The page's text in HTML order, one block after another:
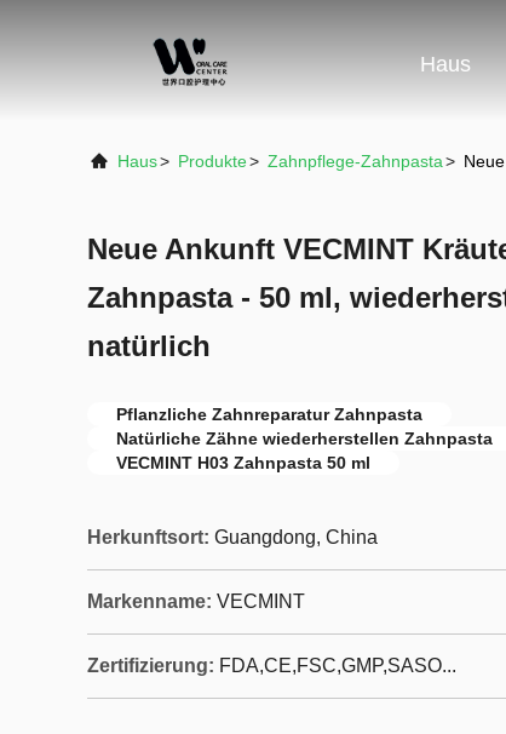
Haus
Haus> Produkte> Zahnpflege-Zahnpasta>
Neue Ankunft VECMINT
Zahnpasta - 50 ml,
natürlich
Pflanzliche Zahnreparatur Zahnpasta
Natürliche Zähne wiederherstellen Zahnpasta
VECMINT H03 Zahnpasta 50 ml
Herkunftsort: Guangdong, China
Markenname: VECMINT
Zertifizierung: FDA,CE,FSC,GMP,SASO...